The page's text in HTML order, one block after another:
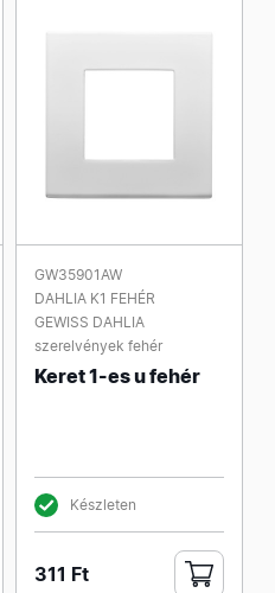
GW35901AW
DAHLIA K1 FEHÉR
GEWISS DAHLIA
szerelvények fehér
Keret 1-es u fehér
Készleten
311 Ft